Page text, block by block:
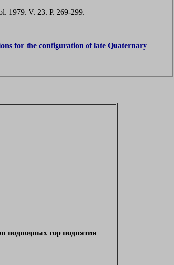
1979. V. 23. P. 269-299.
for the configuration of late Quaternary
подводных гор поднятия